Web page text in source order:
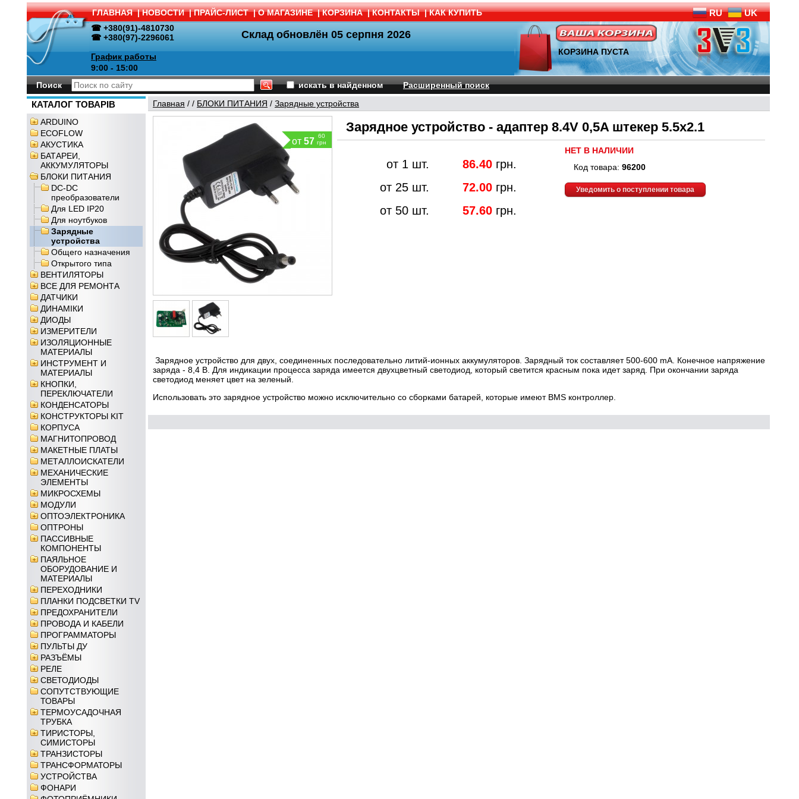
ГЛАВНАЯ | НОВОСТИ | ПРАЙС-ЛИСТ | О МАГАЗИНЕ | КОРЗИНА | КОНТАКТЫ | КАК КУПИТЬ RU UK
☎ +380(91)-4810730
☎ +380(97)-2296061
График работы
9:00 - 15:00
Склад обновлён 05 серпня 2026
КОРЗИНА ПУСТА
Поиск искать в найденном Расширенный поиск
КАТАЛОГ ТОВАРІВ
ARDUINO
ECOFLOW
АКУСТИКА
БАТАРЕИ,
АККУМУЛЯТОРЫ
БЛОКИ ПИТАНИЯ
DC-DC
преобразователи
Для LED IP20
Для ноутбуков
Зарядные
устройства
Общего назначения
Открытого типа
ВЕНТИЛЯТОРЫ
ВСЕ ДЛЯ РЕМОНТА
ДАТЧИКИ
ДИНАМІКИ
ДИОДЫ
ИЗМЕРИТЕЛИ
ИЗОЛЯЦИОННЫЕ
МАТЕРИАЛЫ
ИНСТРУМЕНТ И
МАТЕРИАЛЫ
КНОПКИ,
ПЕРЕКЛЮЧАТЕЛИ
КОНДЕНСАТОРЫ
КОНСТРУКТОРЫ KIT
КОРПУСА
МАГНИТОПРОВОД
МАКЕТНЫЕ ПЛАТЫ
МЕТАЛЛОИСКАТЕЛИ
МЕХАНИЧЕСКИЕ
ЭЛЕМЕНТЫ
МИКРОСХЕМЫ
МОДУЛИ
ОПТОЭЛЕКТРОНИКА
ОПТРОНЫ
ПАССИВНЫЕ
КОМПОНЕНТЫ
ПАЯЛЬНОЕ
ОБОРУДОВАНИЕ И
МАТЕРИАЛЫ
ПЕРЕХОДНИКИ
ПЛАНКИ ПОДСВЕТКИ TV
ПРЕДОХРАНИТЕЛИ
ПРОВОДА И КАБЕЛИ
ПРОГРАММАТОРЫ
ПУЛЬТЫ ДУ
РАЗЪЁМЫ
РЕЛЕ
СВЕТОДИОДЫ
СОПУТСТВУЮЩИЕ
ТОВАРЫ
ТЕРМОУСАДОЧНАЯ
ТРУБКА
ТИРИСТОРЫ,
СИМИСТОРЫ
ТРАНЗИСТОРЫ
ТРАНСФОРМАТОРЫ
УСТРОЙСТВА
ФОНАРИ
Главная / / БЛОКИ ПИТАНИЯ / Зарядные устройства
от 57
60
грн
Зарядное устройство - адаптер 8.4V 0,5A штекер 5.5x2.1
от 1 шт. 86.40 грн.
от 25 шт.
72.00 грн.
от 50 шт.
57.60 грн.
НЕТ В НАЛИЧИИ
Код товара: 96200
Уведомить о поступлении товара
Зарядное устройство для двух, соединенных последовательно литий-ионных аккумуляторов. Зарядный ток составляет 500-600 mA. Конечное напряжение
заряда - 8,4 В. Для индикации процесса заряда имеется двухцветный светодиод, который светится красным пока идет заряд. При окончании заряда
светодиод меняет цвет на зеленый.
Использовать это зарядное устройство можно исключительно со сборками батарей, которые имеют BMS контроллер.